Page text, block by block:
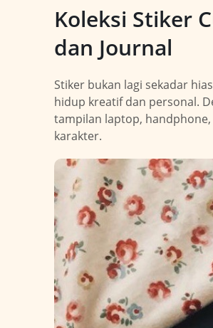
Koleksi Stiker
dan Journal
Stiker bukan lagi sekadar
hidup kreatif dan personal.
tampilan laptop,
karakter.